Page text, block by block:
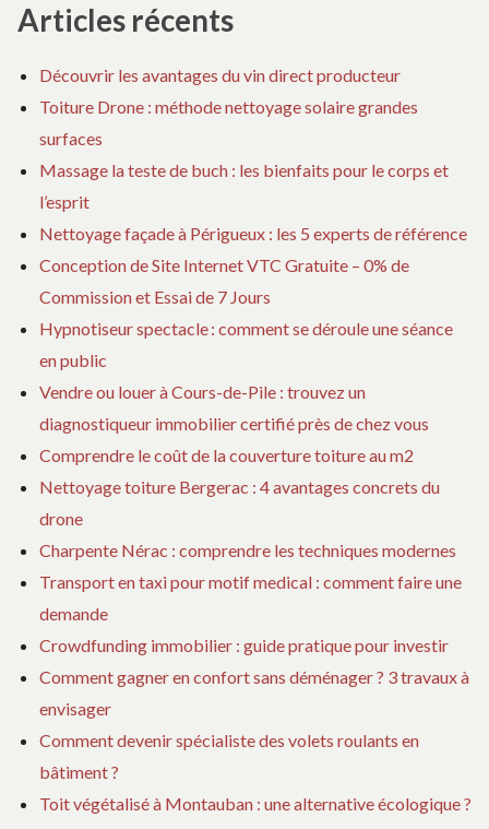
Articles récents
Découvrir les avantages du vin direct producteur
Toiture Drone : méthode nettoyage solaire grandes
surfaces
Massage la teste de buch : les bienfaits pour le corps et
l’esprit
Nettoyage façade à Périgueux : les 5 experts de référence
Conception de Site Internet VTC Gratuite – 0% de
Commission et Essai de 7 Jours
Hypnotiseur spectacle : comment se déroule une séance
en public
Vendre ou louer à Cours-de-Pile : trouvez un
diagnostiqueur immobilier certifié près de chez vous
Comprendre le coût de la couverture toiture au m2
Nettoyage toiture Bergerac : 4 avantages concrets du
drone
Charpente Nérac : comprendre les techniques modernes
Transport en taxi pour motif medical : comment faire une
demande
Crowdfunding immobilier : guide pratique pour investir
Comment gagner en confort sans déménager ? 3 travaux à
envisager
Comment devenir spécialiste des volets roulants en
bâtiment ?
Toit végétalisé à Montauban : une alternative écologique ?